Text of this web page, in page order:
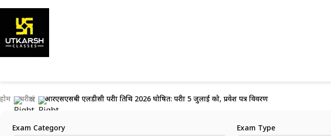
होम परीक्षाएं आरएसएसबी एलडीसी परीक्षा तिथि 2026 घोषित: परीक्षा 5 जुलाई को, प्रवेश पत्र विवरण
Exam Category
Exam Type